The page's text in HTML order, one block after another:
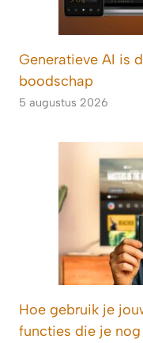
Generatieve AI is
boodschap
5 augustus 2026
Hoe gebruik je
functies die je